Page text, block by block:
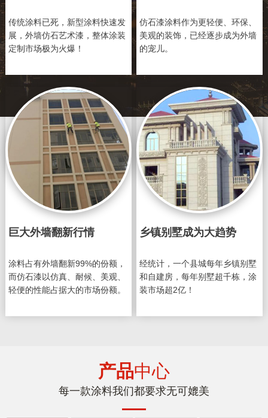
传统涂料已死，新型涂料快速发
展，外墙仿石艺术漆，整体涂装
定制市场极为火爆！
仿石漆涂料作为更轻便、环保、
美观的装饰，已经逐步成为外墙
的宠儿。
巨大外墙翻新行情
涂料占有外墙翻新99%的份额，
而仿石漆以仿真、耐候、美观、
轻便的性能占据大的市场份额。
乡镇别墅成为大趋势
经统计，一个县城每年乡镇别墅
和自建房，每年别墅超千栋，涂
装市场超2亿！
产品中心
每一款涂料我们都要求无可媲美